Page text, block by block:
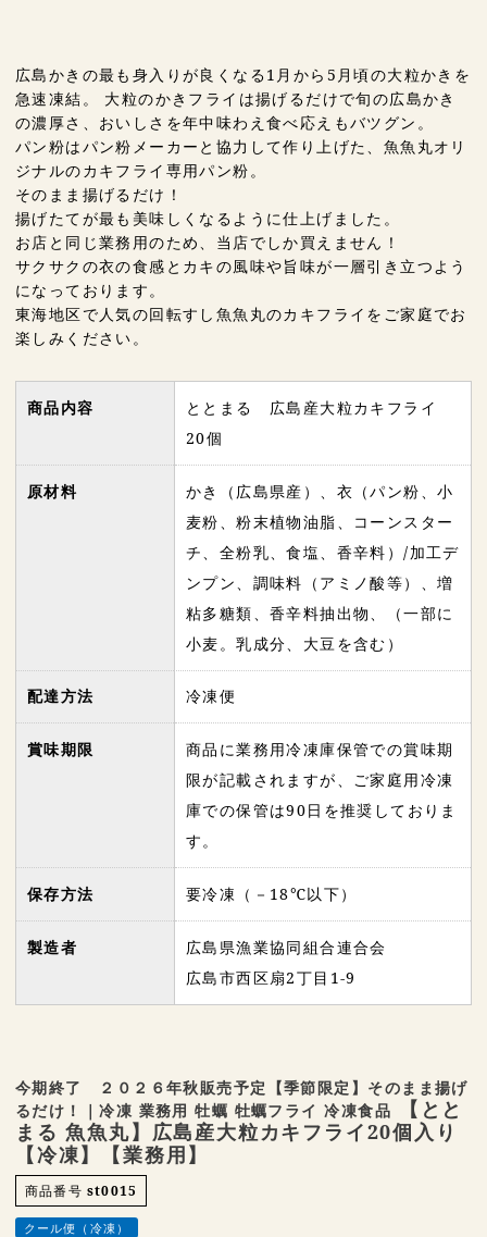
広島かきの最も身入りが良くなる1月から5月頃の大粒かきを
急速凍結。 大粒のかきフライは揚げるだけで旬の広島かき
の濃厚さ、おいしさを年中味わえ食べ応えもバツグン。
パン粉はパン粉メーカーと協力して作り上げた、魚魚丸オリ
ジナルのカキフライ専用パン粉。
そのまま揚げるだけ！
揚げたてが最も美味しくなるように仕上げました。
お店と同じ業務用のため、当店でしか買えません！
サクサクの衣の食感とカキの風味や旨味が一層引き立つよう
になっております。
東海地区で人気の回転すし魚魚丸のカキフライをご家庭でお
楽しみください。
商品内容
ととまる 広島産大粒カキフライ
20個
原材料
かき（広島県産）、衣（パン粉、小
麦粉、粉末植物油脂、コーンスター
チ、全粉乳、食塩、香辛料）/加工デ
ンプン、調味料（アミノ酸等）、増
粘多糖類、香辛料抽出物、（一部に
小麦。乳成分、大豆を含む）
配達方法 冷凍便
賞味期限
商品に業務用冷凍庫保管での賞味期
限が記載されますが、ご家庭用冷凍
庫での保管は90日を推奨しておりま
す。
保存方法 要冷凍（－18℃以下）
製造者
広島県漁業協同組合連合会
広島市西区扇2丁目1-9
今期終了 ２０２６年秋販売予定【季節限定】そのまま揚げ
るだけ！｜冷凍 業務用 牡蠣 牡蠣フライ 冷凍食品
【とと
まる 魚魚丸】広島産大粒カキフライ20個入り
【冷凍】【業務用】
商品番号 st0015
クール便（冷凍）